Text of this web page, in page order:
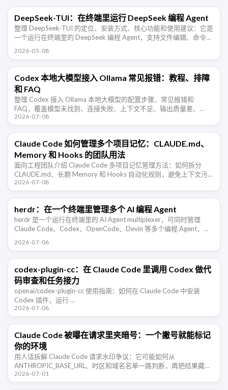
DeepSeek-TUI：在终端里运行 DeepSeek 编程 Agent
整理 DeepSeek-TUI 的定位、安装方式、核心功能和使用建议：它是
一个运行在终端里的 DeepSeek 编程 Agent，支持文件编辑、命令执
2026-05-08
Codex 本地大模型接入 Ollama 常见报错：教程、排障
和 FAQ
整理 Codex 接入 Ollama 本地大模型的配置步骤、常见报错和
FAQ，覆盖模型未找到、连接失败、上下文不足、输出质量差、
Windows/WSL 访问等排障场景。
2026-07-08
Claude Code 如何管理多个项目记忆：CLAUDE.md、
Memory 和 Hooks 的团队用法
面向工程团队介绍 Claude Code 多项目记忆管理方法：如何拆分
CLAUDE.md、长期 Memory 和 Hooks 自动化规则，避免上下文污
染，让 AI 编程助手在不同仓库里稳定协作。
2026-07-08
herdr：在一个终端里管理多个 AI 编程 Agent
herdr 是一个运行在终端里的 AI Agent multiplexer，可同时管理
Claude Code、Codex、OpenCode、Devin 等多个编程 Agent，并
2026-07-06
codex-plugin-cc：在 Claude Code 里调用 Codex 做代
码审查和任务接力
openai/codex-plugin-cc 使用指南：如何在 Claude Code 中安装
Codex 插件，运行 …
2026-07-06
Claude Code 被曝在请求里夹暗号：一个撇号就能标记
你的环境
用人话拆解 Claude Code 请求水印争议：它可能如何从
ANTHROPIC_BASE_URL、时区和域名名单一路判断，再把结果藏进
一句日期提示里。
2026-07-01